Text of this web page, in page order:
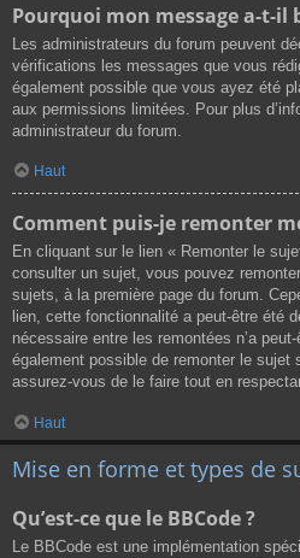
Pourquoi mon message a-t-il
Les administrateurs du forum peuvent
vérifications les messages que vous
également possible que vous ayez été
aux permissions limitées. Pour plus
administrateur du forum.
Haut
Comment puis-je remonter
En cliquant sur le lien « Remonter le
consulter un sujet, vous pouvez
sujets, à la première page du forum.
lien, cette fonctionnalité a peut-être été
nécessaire entre les remontées n’a
également possible de remonter le sujet
assurez-vous de le faire tout en
Haut
Mise en forme et types de
Qu’est-ce que le BBCode ?
Le BBCode est une implémentation